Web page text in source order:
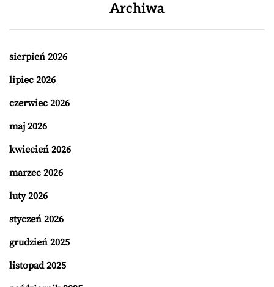
Archiwa
sierpień 2026
lipiec 2026
czerwiec 2026
maj 2026
kwiecień 2026
marzec 2026
luty 2026
styczeń 2026
grudzień 2025
listopad 2025